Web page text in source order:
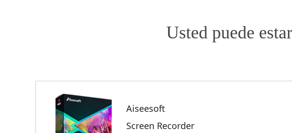
Usted puede
Aiseesoft
Screen Recorder